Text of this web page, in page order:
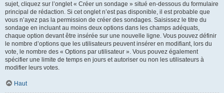
sujet, cliquez sur l’onglet « Créer un sondage » situé en-dessous du formulaire
principal de rédaction. Si cet onglet n’est pas disponible, il est probable que
vous n’ayez pas la permission de créer des sondages. Saisissez le titre du
sondage en incluant au moins deux options dans les champs adéquats,
chaque option devant être insérée sur une nouvelle ligne. Vous pouvez définir
le nombre d’options que les utilisateurs peuvent insérer en modifiant, lors du
vote, le nombre des « Options par utilisateur ». Vous pouvez également
spécifier une limite de temps en jours et autoriser ou non les utilisateurs à
modifier leurs votes.
Haut